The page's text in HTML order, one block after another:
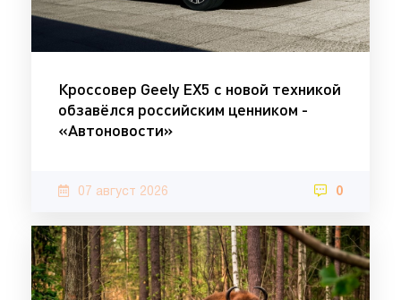
Кроссовер Geely EX5 с новой техникой
обзавёлся российским ценником -
«Автоновости»
07 август 2026 0